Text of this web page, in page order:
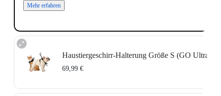
Mehr erfahren
Haustiergeschirr-Halterung Größe S (GO Ultra)
69,99 €